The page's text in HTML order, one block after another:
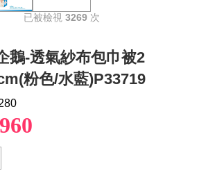
已被檢視 3269 次
鵝-透氣紗布包巾被2
粉色/水藍)P33719